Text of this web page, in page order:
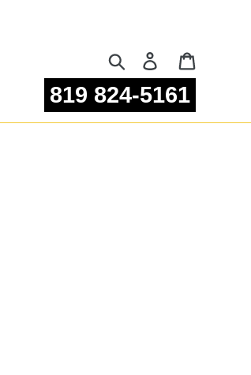
RechercherSe connecter
819 824-5161